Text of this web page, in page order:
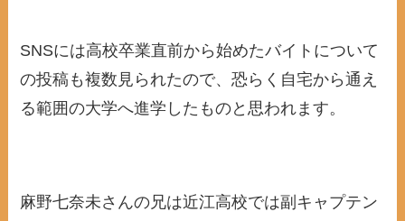
SNSには高校卒業直前から始めたバイトについて
の投稿も複数見られたので、恐らく自宅から通え
る範囲の大学へ進学したものと思われます。
麻野七奈未さんの兄は近江高校では副キャプテン